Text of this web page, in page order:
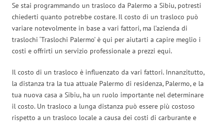
Se stai programmando un trasloco da Palermo a Sibiu, potresti
chiederti quanto potrebbe costare. Il costo di un trasloco può
variare notevolmente in base a vari fattori, ma l’azienda di
traslochi ‘Traslochi Palermo’ è qui per aiutarti a capire meglio i
costi e offrirti un servizio professionale a prezzi equi.
Il costo di un trasloco è influenzato da vari fattori. Innanzitutto,
la distanza tra la tua attuale Palermo di residenza, Palermo, e la
tua nuova casa a Sibiu, ha un ruolo importante nel determinare
il costo. Un trasloco a lunga distanza può essere più costoso
rispetto a un trasloco locale a causa dei costi di carburante e